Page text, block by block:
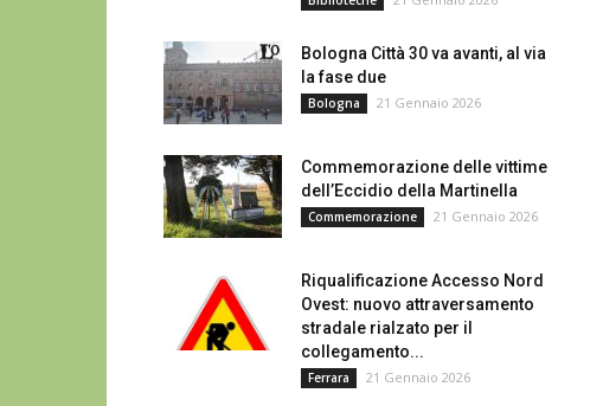
Bologna Città 30 va avanti, al via
la fase due
Bologna 21 Gennaio 2026
Commemorazione delle vittime
dell’Eccidio della Martinella
Commemorazione 21 Gennaio 2026
Riqualificazione Accesso Nord
Ovest: nuovo attraversamento
stradale rialzato per il
collegamento...
Ferrara 21 Gennaio 2026